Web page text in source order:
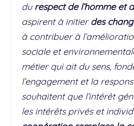
du respect de l’homme et
aspirent à initierdes
à contribuer à
sociale et
métier qui ait du sens,
l’engagement et la
souhaitent que l’intérêt
les intérêts privés et